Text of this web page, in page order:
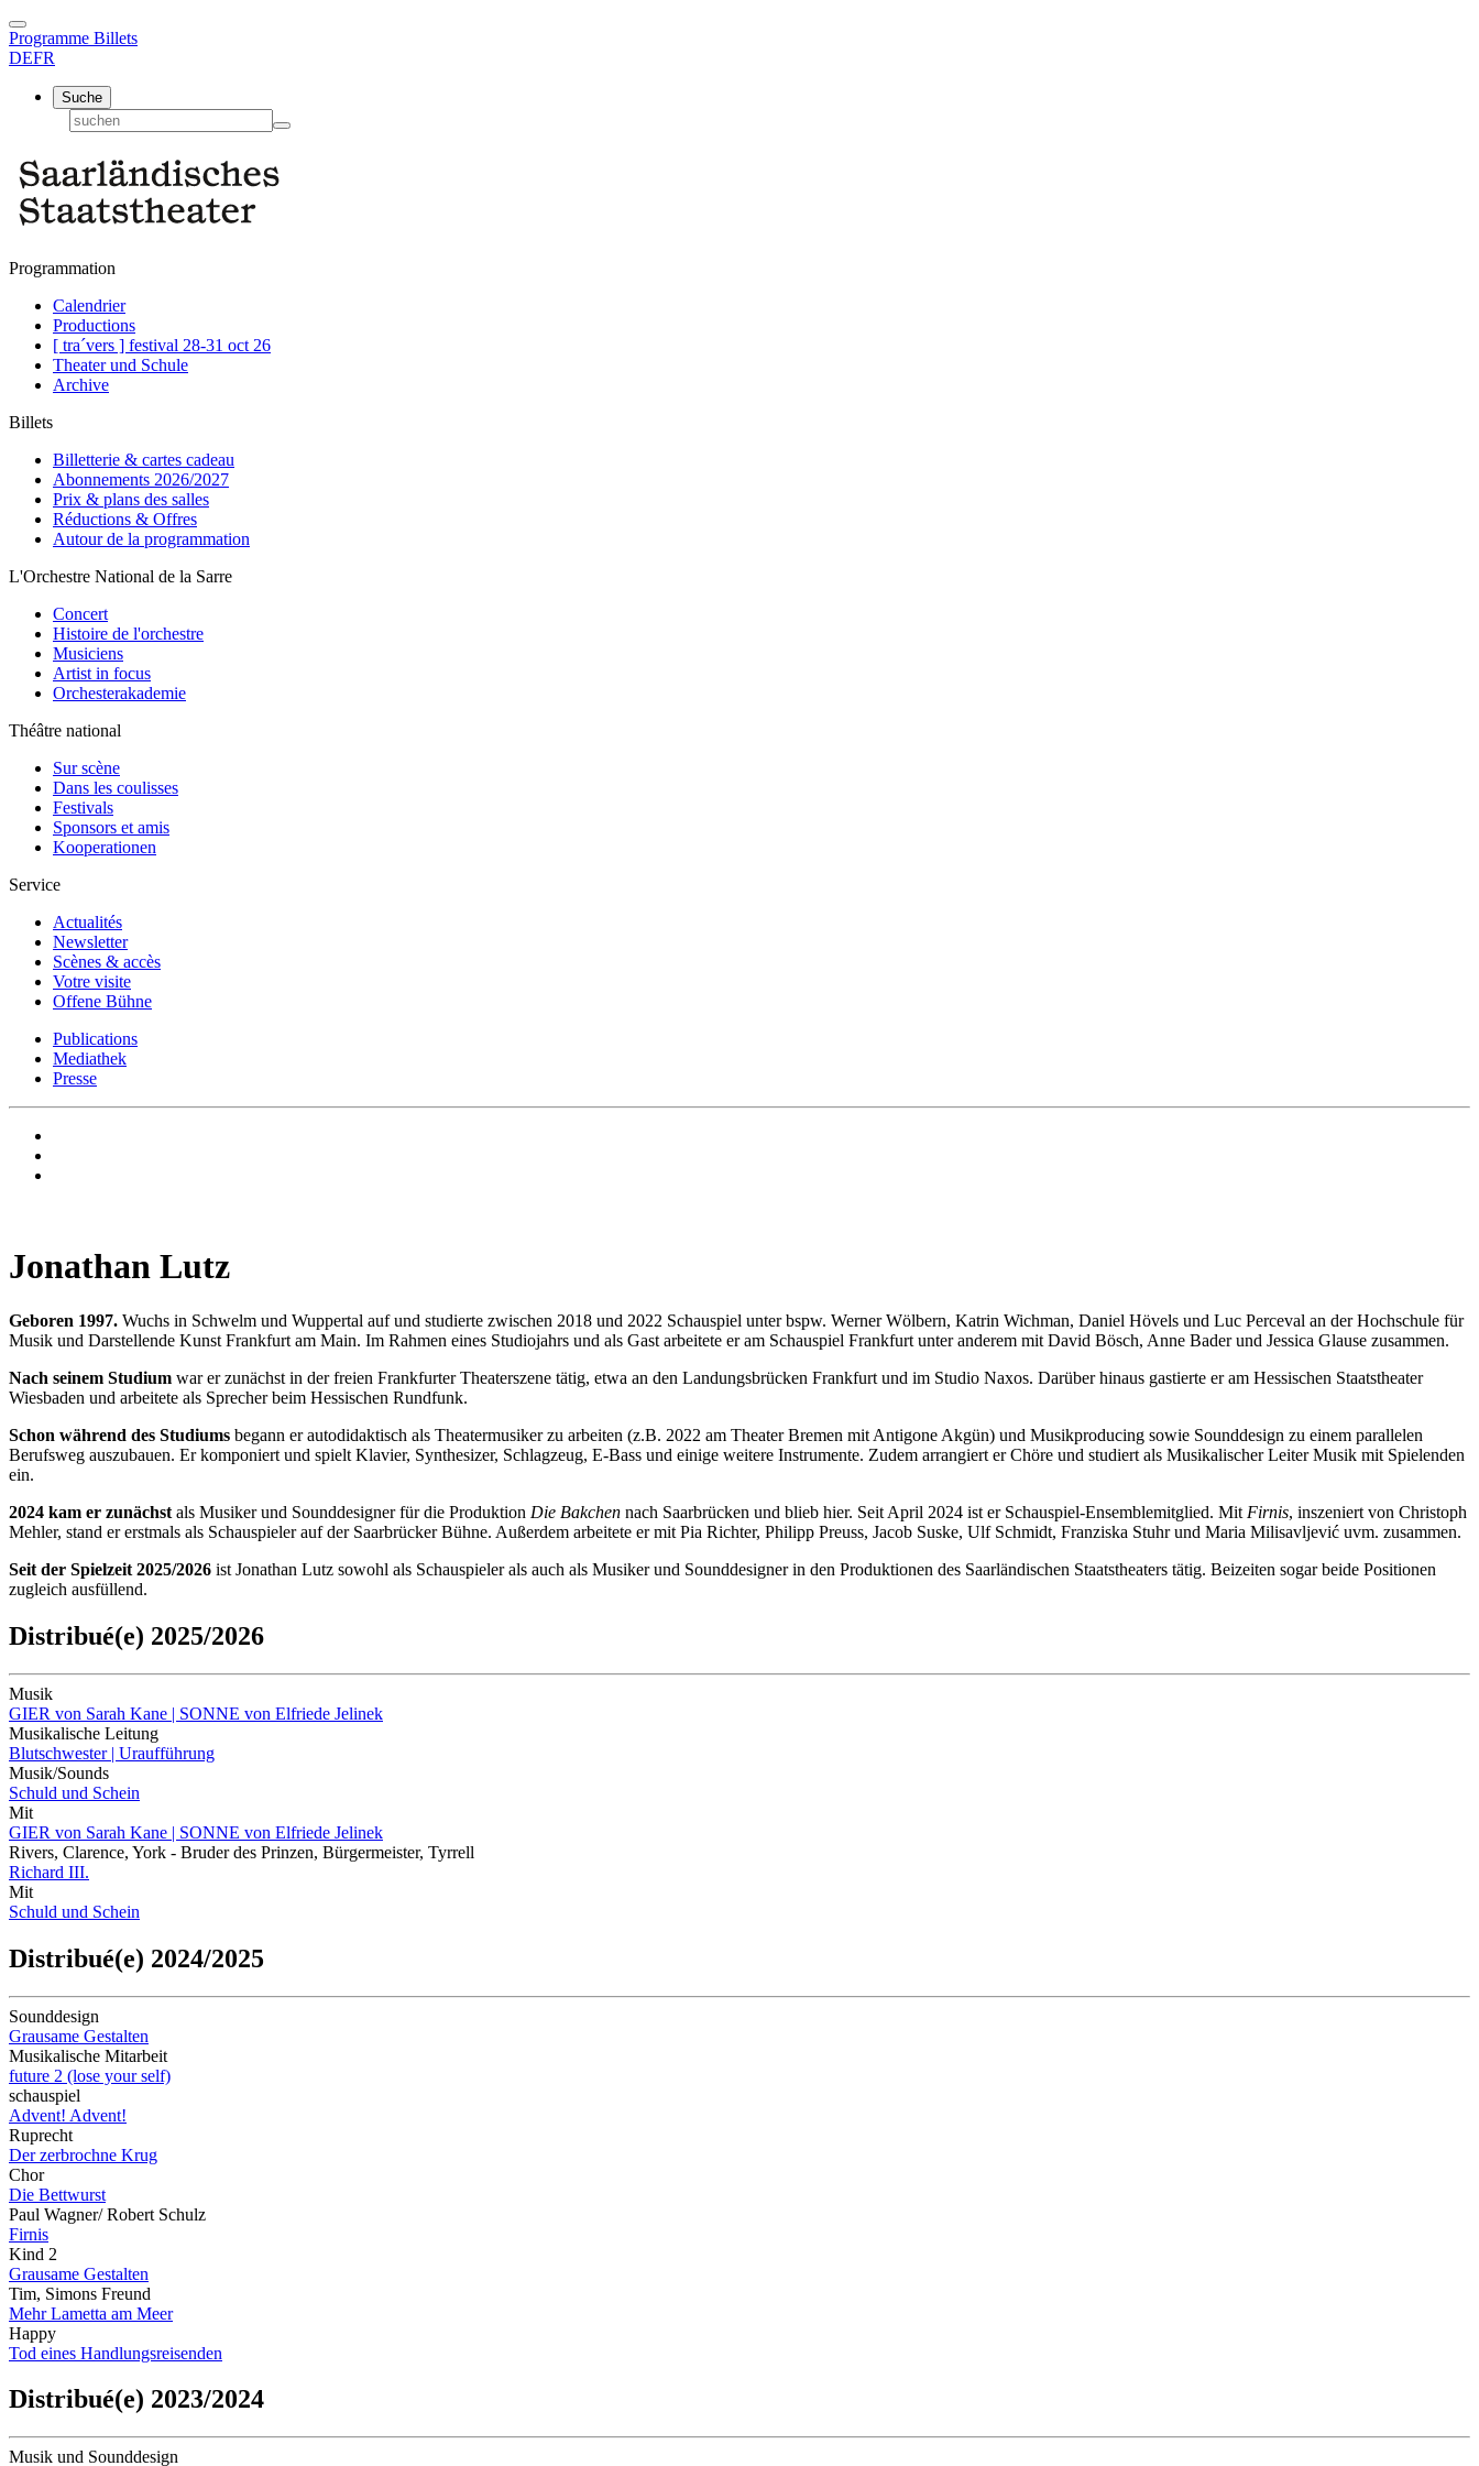
Programme Billets
DEFR
Suche
Programmation
Calendrier
Productions
[ tra´vers ] festival 28-31 oct 26
Theater und Schule
Archive
Billets
Billetterie & cartes cadeau
Abonnements 2026/2027
Prix & plans des salles
Réductions & Offres
Autour de la programmation
L'Orchestre National de la Sarre
Concert
Histoire de l'orchestre
Musiciens
Artist in focus
Orchesterakademie
Théâtre national
Sur scène
Dans les coulisses
Festivals
Sponsors et amis
Kooperationen
Service
Actualités
Newsletter
Scènes & accès
Votre visite
Offene Bühne
Publications
Mediathek
Presse
Jonathan Lutz
Geboren 1997. Wuchs in Schwelm und Wuppertal auf und studierte zwischen 2018 und 2022 Schauspiel unter bspw. Werner Wölbern, Katrin Wichman, Daniel Hövels und Luc Perceval an der Hochschule für
Musik und Darstellende Kunst Frankfurt am Main. Im Rahmen eines Studiojahrs und als Gast arbeitete er am Schauspiel Frankfurt unter anderem mit David Bösch, Anne Bader und Jessica Glause zusammen.
Nach seinem Studium war er zunächst in der freien Frankfurter Theaterszene tätig, etwa an den Landungsbrücken Frankfurt und im Studio Naxos. Darüber hinaus gastierte er am Hessischen Staatstheater
Wiesbaden und arbeitete als Sprecher beim Hessischen Rundfunk.
Schon während des Studiums begann er autodidaktisch als Theatermusiker zu arbeiten (z.B. 2022 am Theater Bremen mit Antigone Akgün) und Musikproducing sowie Sounddesign zu einem parallelen
Berufsweg auszubauen. Er komponiert und spielt Klavier, Synthesizer, Schlagzeug, E-Bass und einige weitere Instrumente. Zudem arrangiert er Chöre und studiert als Musikalischer Leiter Musik mit Spielenden
ein.
2024 kam er zunächst als Musiker und Sounddesigner für die Produktion Die Bakchen nach Saarbrücken und blieb hier. Seit April 2024 ist er Schauspiel-Ensemblemitglied. Mit Firnis, inszeniert von Christoph
Mehler, stand er erstmals als Schauspieler auf der Saarbrücker Bühne. Außerdem arbeitete er mit Pia Richter, Philipp Preuss, Jacob Suske, Ulf Schmidt, Franziska Stuhr und Maria Milisavljević uvm. zusammen.
Seit der Spielzeit 2025/2026 ist Jonathan Lutz sowohl als Schauspieler als auch als Musiker und Sounddesigner in den Produktionen des Saarländischen Staatstheaters tätig. Beizeiten sogar beide Positionen
zugleich ausfüllend.
Distribué(e) 2025/2026
Musik
GIER von Sarah Kane | SONNE von Elfriede Jelinek
Musikalische Leitung
Blutschwester | Uraufführung
Musik/Sounds
Schuld und Schein
Mit
GIER von Sarah Kane | SONNE von Elfriede Jelinek
Rivers, Clarence, York - Bruder des Prinzen, Bürgermeister, Tyrrell
Richard III.
Mit
Schuld und Schein
Distribué(e) 2024/2025
Sounddesign
Grausame Gestalten
Musikalische Mitarbeit
future 2 (lose your self)
schauspiel
Advent! Advent!
Ruprecht
Der zerbrochne Krug
Chor
Die Bettwurst
Paul Wagner/ Robert Schulz
Firnis
Kind 2
Grausame Gestalten
Tim, Simons Freund
Mehr Lametta am Meer
Happy
Tod eines Handlungsreisenden
Distribué(e) 2023/2024
Musik und Sounddesign